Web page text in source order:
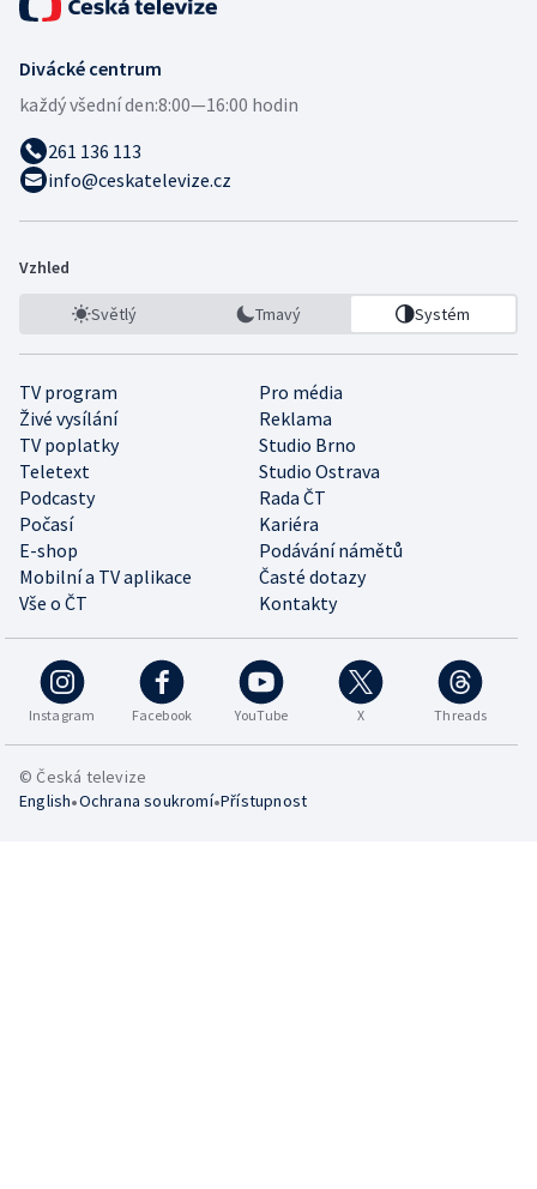
Divácké centrum
každý všední den:8:00—16:00 hodin
261 136 113
info@ceskatelevize.cz
Vzhled
Světlý Tmavý Systém
TV program
Pro média
Živé vysílání
Reklama
TV poplatky
Studio Brno
Teletext
Studio Ostrava
Podcasty
Rada ČT
Počasí
Kariéra
E-shop
Podávání námětů
Mobilní a TV aplikace
Časté dotazy
Vše o ČT
Kontakty
Instagram Facebook YouTube X Threads
© Česká televize
English•Ochrana soukromí•Přístupnost